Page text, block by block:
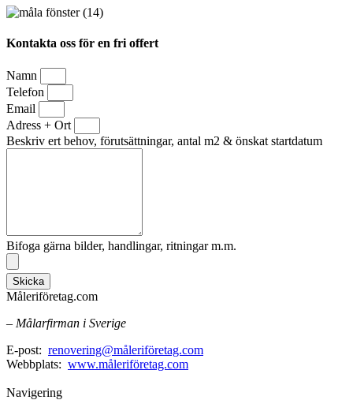
Kontakta oss för en fri offert
Namn
Telefon
Email
Adress + Ort
Beskriv ert behov, förutsättningar, antal m2 & önskat startdatum
Bifoga gärna bilder, handlingar, ritningar m.m.
Skicka
Måleriföretag.com
– Målarfirman i Sverige
E-post: renovering@måleriföretag.com
Webbplats: www.måleriföretag.com
Navigering